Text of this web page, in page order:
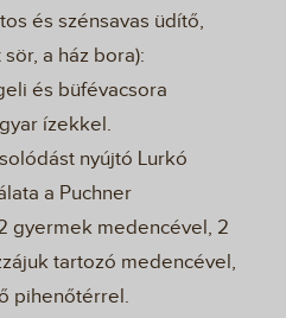
és szénsavas üdítő,
a ház bora):
és büfévacsora
ízekkel.
nyújtó Lurkó
a Puchner
gyermek medencével, 2
tartozó medencével,
pihenőtérrel.